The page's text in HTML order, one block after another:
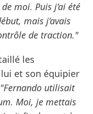
moi. Puis j’ai été
mais j’avais
de traction."
les
lui et son équipier
"Fernando utilisait
Moi, je mettais